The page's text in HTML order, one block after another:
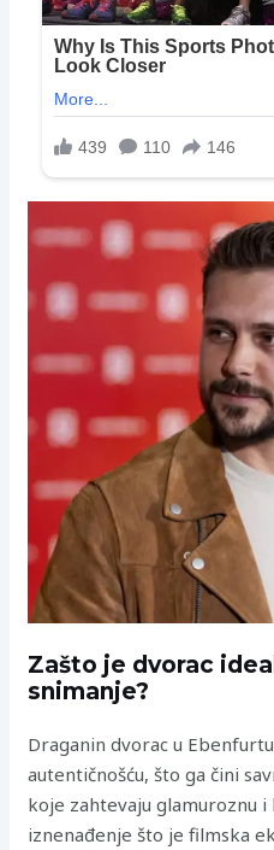
Zašto je dvorac
snimanje?
Draganin dvorac u
autentičnošću, što ga čini
koje zahtevaju glamuroznu
iznenađenje što je filmska